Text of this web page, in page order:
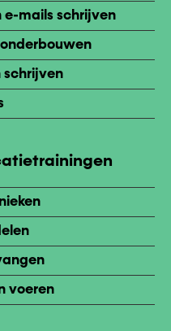
e-mails schrijven
schrijven
voeren